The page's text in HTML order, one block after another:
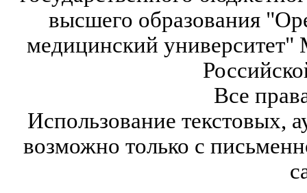
высшего образования
медицинский университет"
Все
Использование текстовых,
возможно только с